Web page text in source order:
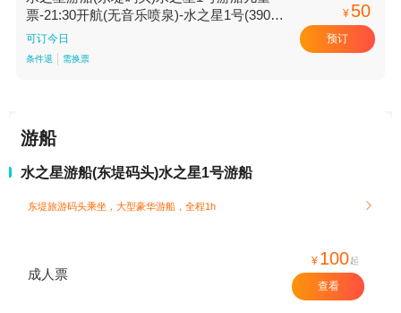
票-21:30开航(无音乐喷泉)-水之星1号(390座
新船)【21:30开航(无音乐喷泉) 水之星1号
(390座新船)】
可订今日
条件退 需换票
¥ 50
预订
游船
水之星游船(东堤码头)水之星1号游船
东堤旅游码头乘坐，大型豪华游船，全程1h 
成人票
¥ 100起
查看